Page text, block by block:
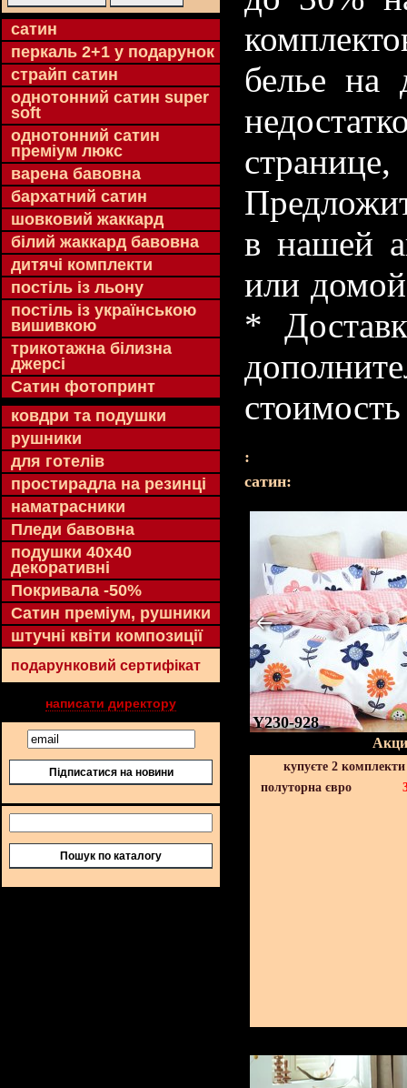
cатин
перкаль 2+1 у подарунок
страйп сатин
однотонний сатин super
soft
однотонний сатин
преміум люкс
варена бавовна
бархатний сатин
шовковий жаккард
білий жаккард бавовна
дитячі комплекти
постіль із льону
постіль із українською
вишивкою
трикотажна білизна
джерсі
Сатин фотопринт
ковдри та подушки
рушники
для готелів
простирадла на резинці
наматрасники
Пледи бавовна
подушки 40х40
декоративні
Покривала -50%
Сатин преміум, рушники
штучні квіти композиції
подарунковий сертифікат
написати директору
Підписатися на новини
Пошук по каталогу
белье на
в нашей
или
*
:
cатин:
Y230-928
купуєте 2
полуторна євро